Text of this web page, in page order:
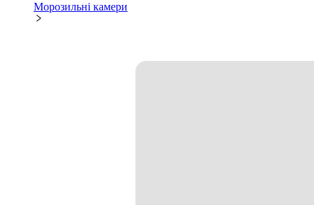
Морозильні камери